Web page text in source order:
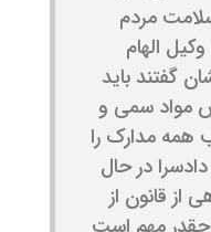
مردم
الهام
گفتند باید
مواد سمی و
مدارک را
در حال
قانون از